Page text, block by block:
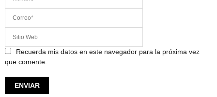
Recuerda mis datos en este navegador para la próxima vez
que comente.